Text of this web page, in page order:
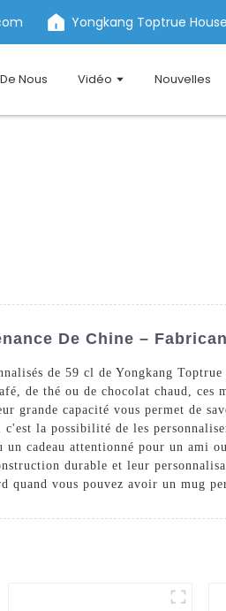
Yongkang Toptrue
Nous Vidéo Nouvelles
De Chine –
de 59 cl de Yongkang
de thé ou de chocolat chaud,
grande capacité vous permet de
la possibilité de les
cadeau attentionné pour un ami
durable et leur
quand vous pouvez avoir un mug